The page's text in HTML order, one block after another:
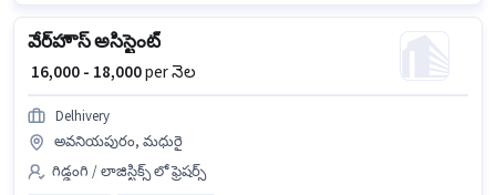
వేర్‌హౌస్ అసిస్టెంట్
₹ 16,000 - 18,000per నెల
Delhivery
అవనియపురం, మధురై
గిడ్డంగి / లాజిస్టిక్స్ లో ఫ్రెషర్స్